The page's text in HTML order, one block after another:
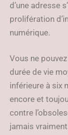
d’une adresse
prolifération
numérique.
Vous ne
durée de vie
inférieure à six
encore et
contre
jamais